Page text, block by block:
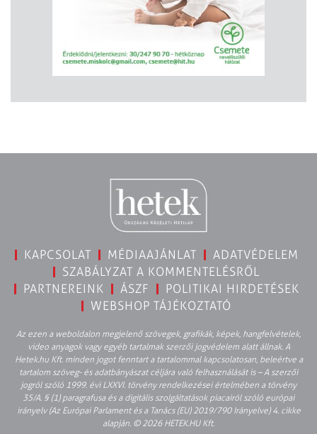
KAPCSOLAT MÉDIAAJÁNLAT
ADATVÉDELEM
SZABÁLYZAT A KOMMENTELÉSRŐL
PARTNEREINK
ÁSZF
POLITIKAI HIRDETÉSEK
WEBSHOP TÁJÉKOZTATÓ
Az ezen a weboldalon megjelenő szövegek, grafikák, képek, hangfelvételek,
video anyagok vagy egyéb tartalmak szerzői jogvédelem alatt állnak. A
Hetek.hu Kft. minden jogot fenntart a tartalommal kapcsolatosan, beleértve a
tartalom szöveg- és adatbányászat céljára való felhasználását is – A szerzői
jogról szóló 1999. évi LXXVI. törvény rendelkezései értelmében a törvény
35/A. § (1) paragrafusa és a digitális szolgáltatások piacairól szóló európai
irányelv (Az Európai Parlament és a Tanács (EU) 2019/790 Irányelve) 4. cikke
alapján. © 2026 HETEK.HU Kft.